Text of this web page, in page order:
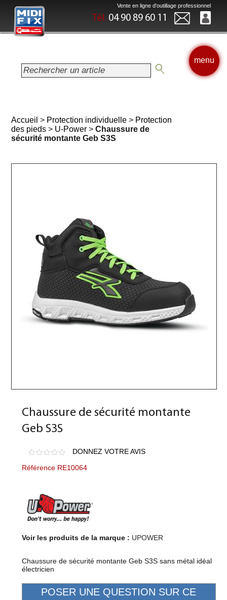
Vente en ligne d'outillage professionnel
Tél. 04 90 89 60 11
menu
Accueil > Protection individuelle > Protection
des pieds > U-Power >Chaussure de
sécurité montante Geb S3S
Chaussure de sécurité montante
Geb S3S
DONNEZ VOTRE AVIS
Référence RE10064
Voir les produits de la marque : UPOWER
Chaussure de sécurité montante Geb S3S sans métal idéal
électricien